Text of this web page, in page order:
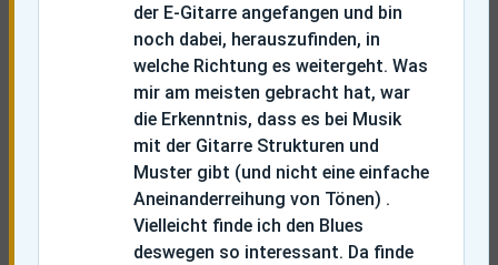
der E-Gitarre angefangen und bin
noch dabei, herauszufinden, in
welche Richtung es weitergeht. Was
mir am meisten gebracht hat, war
die Erkenntnis, dass es bei Musik
mit der Gitarre Strukturen und
Muster gibt (und nicht eine einfache
Aneinanderreihung von Tönen) .
Vielleicht finde ich den Blues
deswegen so interessant. Da finde